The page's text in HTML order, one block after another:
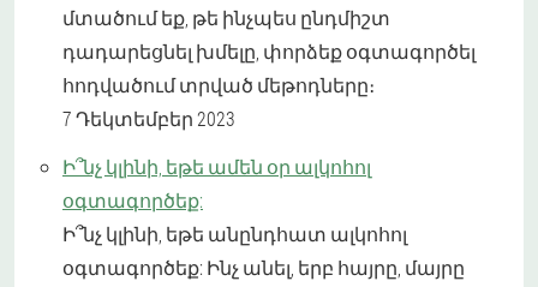
մտածում եք, թե ինչպես ընդմիշտ
դադարեցնել խմելը, փորձեք օգտագործել
հոդվածում տրված մեթոդները։
7 Դեկտեմբեր 2023
Ի՞նչ կլինի, եթե ամեն օր ալկոհոլ
օգտագործեք:
Ի՞նչ կլինի, եթե անընդհատ ալկոհոլ
օգտագործեք: Ինչ անել, երբ հայրը, մայրը